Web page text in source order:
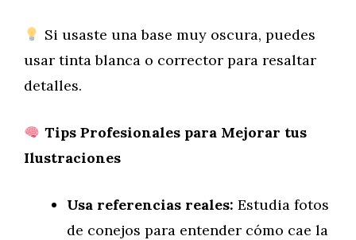
Si usaste una base muy oscura, puedes
usar tinta blanca o corrector para resaltar
detalles.
Tips Profesionales para Mejorar tus
Ilustraciones
Usa referencias reales: Estudia fotos
de conejos para entender cómo cae la